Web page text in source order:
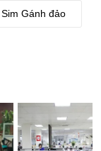
Sim Gánh đảo